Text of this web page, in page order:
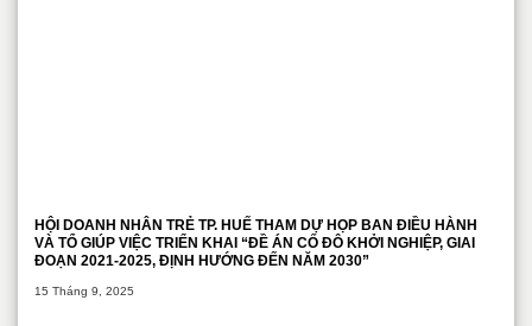
HỘI DOANH NHÂN TRẺ TP. HUẾ THAM DỰ HỌP BAN ĐIỀU HÀNH
VÀ TỔ GIÚP VIỆC TRIỂN KHAI “ĐỀ ÁN CỐ ĐÔ KHỞI NGHIỆP, GIAI
ĐOẠN 2021-2025, ĐỊNH HƯỚNG ĐẾN NĂM 2030”
15 Tháng 9, 2025